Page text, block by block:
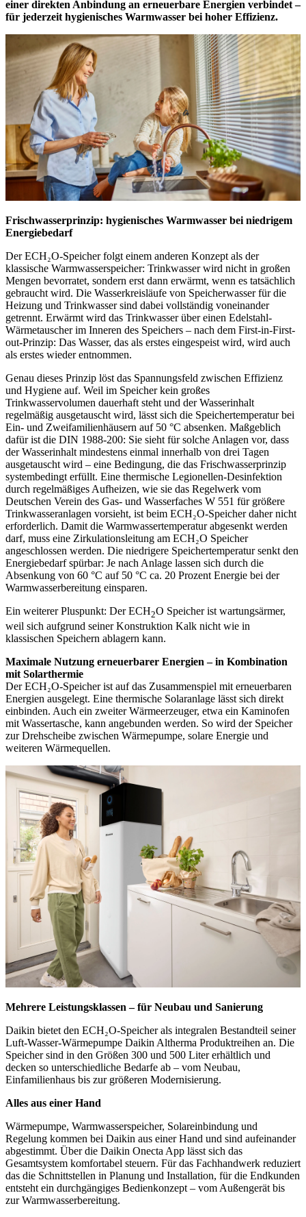
einer direkten Anbindung an erneuerbare Energien verbindet –
für jederzeit hygienisches Warmwasser bei hoher Effizienz.
Frischwasserprinzip: hygienisches Warmwasser bei niedrigem
Energiebedarf
Der ECH₂O-Speicher folgt einem anderen Konzept als der
klassische Warmwasserspeicher: Trinkwasser wird nicht in großen
Mengen bevorratet, sondern erst dann erwärmt, wenn es tatsächlich
gebraucht wird. Die Wasserkreisläufe von Speicherwasser für die
Heizung und Trinkwasser sind dabei vollständig voneinander
getrennt. Erwärmt wird das Trinkwasser über einen Edelstahl-
Wärmetauscher im Inneren des Speichers – nach dem First-in-First-
out-Prinzip: Das Wasser, das als erstes eingespeist wird, wird auch
als erstes wieder entnommen.
Genau dieses Prinzip löst das Spannungsfeld zwischen Effizienz
und Hygiene auf. Weil im Speicher kein großes
Trinkwasservolumen dauerhaft steht und der Wasserinhalt
regelmäßig ausgetauscht wird, lässt sich die Speichertemperatur bei
Ein- und Zweifamilienhäusern auf 50 °C absenken. Maßgeblich
dafür ist die DIN 1988-200: Sie sieht für solche Anlagen vor, dass
der Wasserinhalt mindestens einmal innerhalb von drei Tagen
ausgetauscht wird – eine Bedingung, die das Frischwasserprinzip
systembedingt erfüllt. Eine thermische Legionellen-Desinfektion
durch regelmäßiges Aufheizen, wie sie das Regelwerk vom
Deutschen Verein des Gas- und Wasserfaches W 551 für größere
Trinkwasseranlagen vorsieht, ist beim ECH₂O-Speicher daher nicht
erforderlich. Damit die Warmwassertemperatur abgesenkt werden
darf, muss eine Zirkulationsleitung am ECH₂O Speicher
angeschlossen werden. Die niedrigere Speichertemperatur senkt den
Energiebedarf spürbar: Je nach Anlage lassen sich durch die
Absenkung von 60 °C auf 50 °C ca. 20 Prozent Energie bei der
Warmwasserbereitung einsparen.
Ein weiterer Pluspunkt: Der ECH2O Speicher ist wartungsärmer,
weil sich aufgrund seiner Konstruktion Kalk nicht wie in
klassischen Speichern ablagern kann.
Maximale Nutzung erneuerbarer Energien – in Kombination
mit Solarthermie
Der ECH₂O-Speicher ist auf das Zusammenspiel mit erneuerbaren
Energien ausgelegt. Eine thermische Solaranlage lässt sich direkt
einbinden. Auch ein zweiter Wärmeerzeuger, etwa ein Kaminofen
mit Wassertasche, kann angebunden werden. So wird der Speicher
zur Drehscheibe zwischen Wärmepumpe, solare Energie und
weiteren Wärmequellen.
Mehrere Leistungsklassen – für Neubau und Sanierung
Daikin bietet den ECH₂O-Speicher als integralen Bestandteil seiner
Luft-Wasser-Wärmepumpe Daikin Altherma Produktreihen an. Die
Speicher sind in den Größen 300 und 500 Liter erhältlich und
decken so unterschiedliche Bedarfe ab – vom Neubau,
Einfamilienhaus bis zur größeren Modernisierung.
Alles aus einer Hand
Wärmepumpe, Warmwasserspeicher, Solareinbindung und
Regelung kommen bei Daikin aus einer Hand und sind aufeinander
abgestimmt. Über die Daikin Onecta App lässt sich das
Gesamtsystem komfortabel steuern. Für das Fachhandwerk reduziert
das die Schnittstellen in Planung und Installation, für die Endkunden
entsteht ein durchgängiges Bedienkonzept – vom Außengerät bis
zur Warmwasserbereitung.